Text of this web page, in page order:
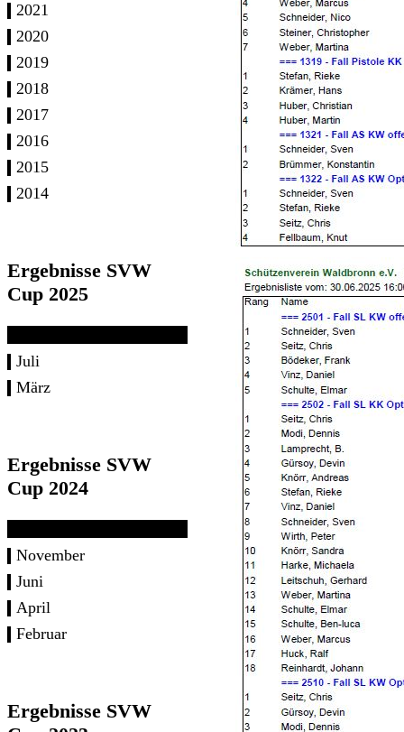
2021
2020
2019
2018
2017
2016
2015
2014
Ergebnisse SVW
Cup 2025
Juli
März
Ergebnisse SVW
Cup 2024
November
Juni
April
Februar
Ergebnisse SVW